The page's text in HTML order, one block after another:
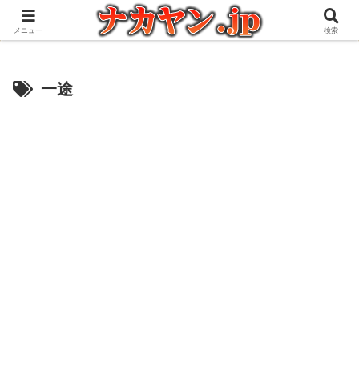
アウトドアとガジェット好きな管理人の愉快な日々を綴るブログ
一途
メニュー 検索